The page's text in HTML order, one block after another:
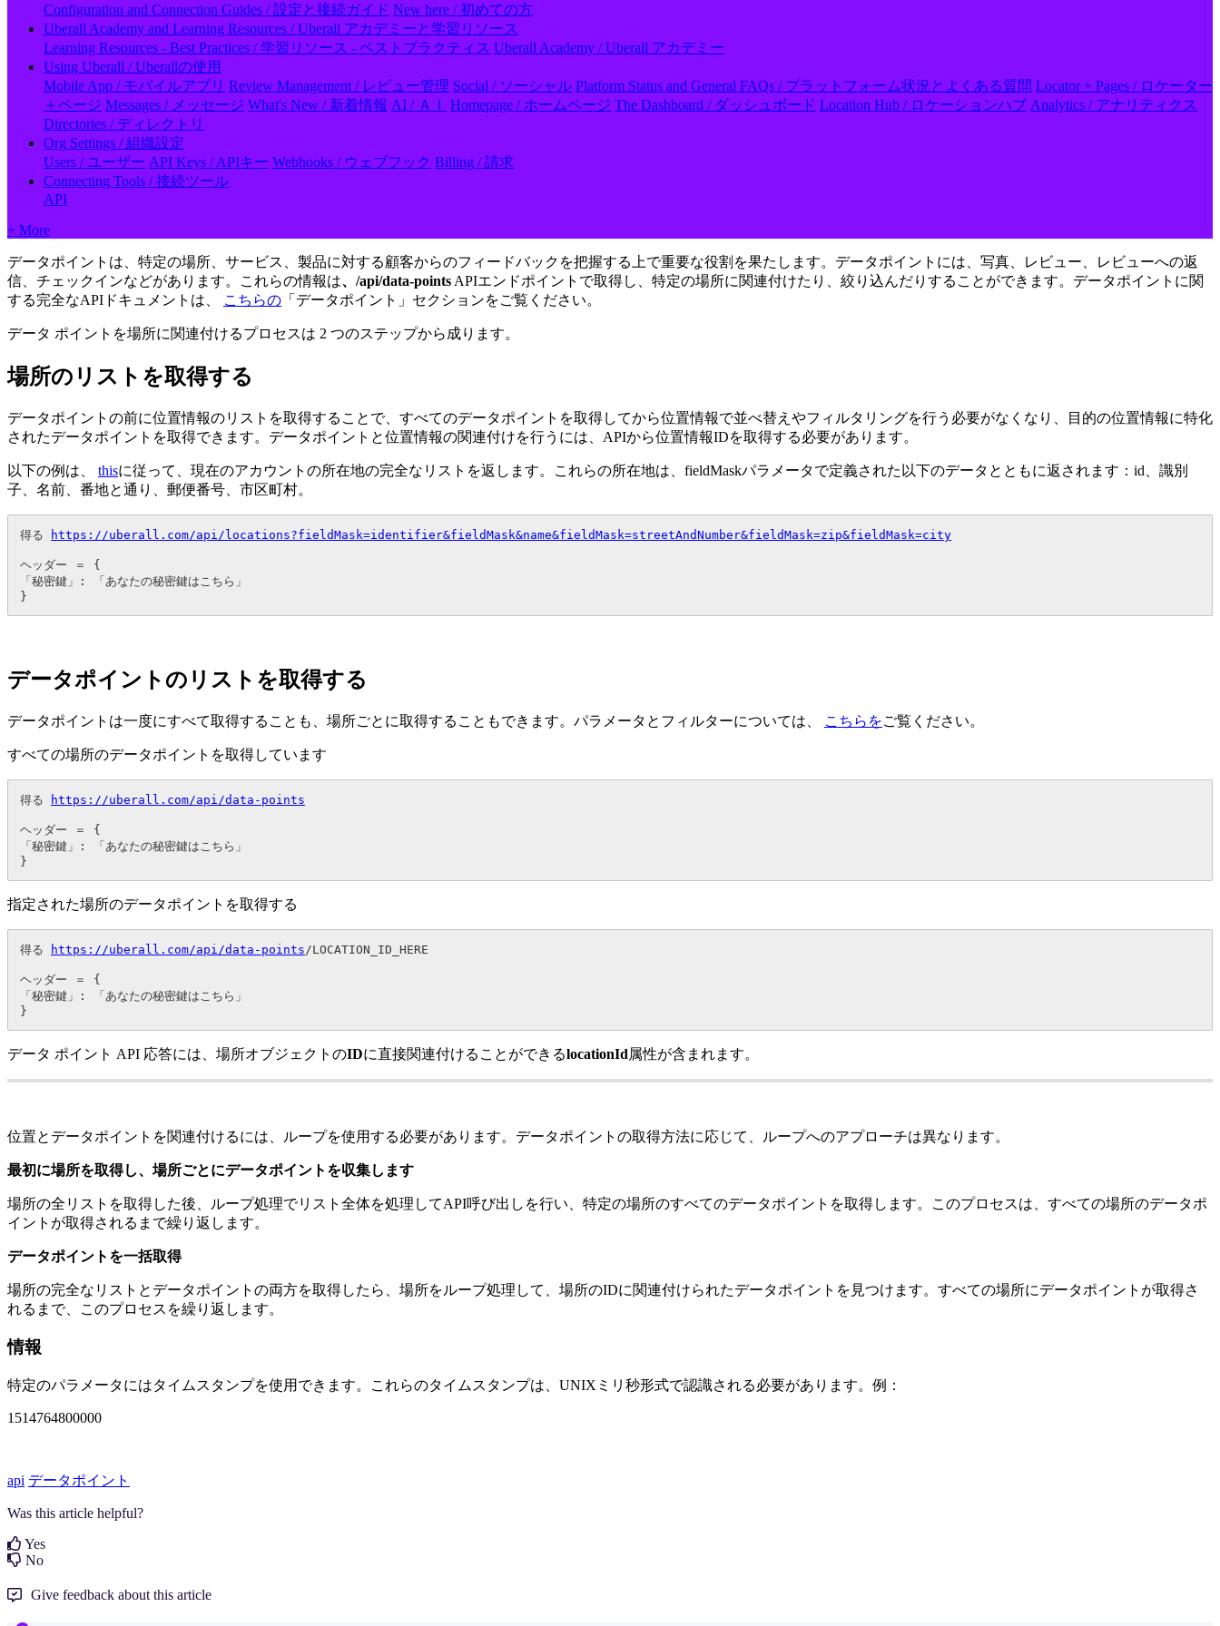
Configuration and Connection Guides / 設定と接続ガイド New here / 初めての方
Uberall Academy and Learning Resources / Uberall アカデミーと学習リソース
Learning Resources - Best Practices / 学習リソース - ベストプラクティス Uberall Academy / Uberall アカデミー
Using Uberall / Uberallの使用
Mobile App / モバイルアプリ Review Management / レビュー管理 Social / ソーシャル Platform Status and General FAQs / プラットフォーム状況とよくある質問 Locator + Pages / ロケーター
＋ページ Messages / メッセージ What's New / 新着情報 AI / ＡＩ Homepage / ホームページ The Dashboard / ダッシュボード Location Hub / ロケーションハブ Analytics / アナリティクス
Directories / ディレクトリ
Org Settings / 組織設定
Users / ユーザー API Keys / APIキー Webhooks / ウェブフック Billing / 請求
Connecting Tools / 接続ツール
API
+ More
データポイントは、特定の場所、サービス、製品に対する顧客からのフィードバックを把握する上で重要な役割を果たします。データポイントには、写真、レビュー、レビューへの返
信、チェックインなどがあります。これらの情報は、/api/data-points APIエンドポイントで取得し、特定の場所に関連付けたり、絞り込んだりすることができます。データポイントに関
する完全なAPIドキュメントは、
こちらの 「データポイント」セクションをご覧ください。
データ ポイントを場所に関連付けるプロセスは 2 つのステップから成ります。
場所のリストを取得する
データポイントの前に位置情報のリストを取得することで、すべてのデータポイントを取得してから位置情報で並べ替えやフィルタリングを行う必要がなくなり、目的の位置情報に特化
されたデータポイントを取得できます。データポイントと位置情報の関連付けを行うには、APIから位置情報IDを取得する必要があります。
以下の例は、 thisに従って、現在のアカウントの所在地の完全なリストを返します。これらの所在地は、fieldMaskパラメータで定義された以下のデータとともに返されます：id、識別
子、名前、番地と通り、郵便番号、市区町村。
得る https://uberall.com/api/locations?fieldMask=identifier&fieldMask&name&fieldMask=streetAndNumber&fieldMask=zip&fieldMask=city
ヘッダー ＝ {
「秘密鍵」: 「あなたの秘密鍵はこちら」
}
データポイントのリストを取得する
データポイントは一度にすべて取得することも、場所ごとに取得することもできます。パラメータとフィルターについては、 こちらをご覧ください。
すべての場所のデータポイントを取得しています
得る https://uberall.com/api/data-points
ヘッダー ＝ {
「秘密鍵」: 「あなたの秘密鍵はこちら」
}
指定された場所のデータポイントを取得する
得る https://uberall.com/api/data-points /LOCATION_ID_HERE
ヘッダー ＝ {
「秘密鍵」: 「あなたの秘密鍵はこちら」
}
データ ポイント API 応答には、場所オブジェクトのIDに直接関連付けることができるlocationId属性が含まれます。
位置とデータポイントを関連付けるには、ループを使用する必要があります。データポイントの取得方法に応じて、ループへのアプローチは異なります。
最初に場所を取得し、場所ごとにデータポイントを収集します
場所の全リストを取得した後、ループ処理でリスト全体を処理してAPI呼び出しを行い、特定の場所のすべてのデータポイントを取得します。このプロセスは、すべての場所のデータポ
イントが取得されるまで繰り返します。
データポイントを一括取得
場所の完全なリストとデータポイントの両方を取得したら、場所をループ処理して、場所のIDに関連付けられたデータポイントを見つけます。すべての場所にデータポイントが取得さ
れるまで、このプロセスを繰り返します。
情報
特定のパラメータにはタイムスタンプを使用できます。これらのタイムスタンプは、UNIXミリ秒形式で認識される必要があります。例：
1514764800000
api データポイント
Was this article helpful?
Yes
No
Give feedback about this article